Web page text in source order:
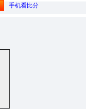
手机看比分